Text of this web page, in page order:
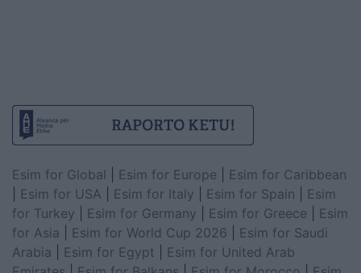
Esim for Global Esim for Europe
Esim for Caribbean
Esim for USA Esim for Italy Esim for Spain
Esim
for Turkey
Esim for Germany Esim for Greece
Esim
for Asia
Esim for World Cup 2026
Esim for Saudi
Arabia
Esim for Egypt
Esim for United Arab